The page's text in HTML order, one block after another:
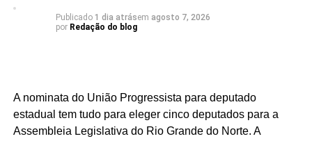
Publicado 1 dia atrásem agosto 7, 2026
por Redação do blog
A nominata do União Progressista para deputado
estadual tem tudo para eleger cinco deputados para a
Assembleia Legislativa do Rio Grande do Norte. A